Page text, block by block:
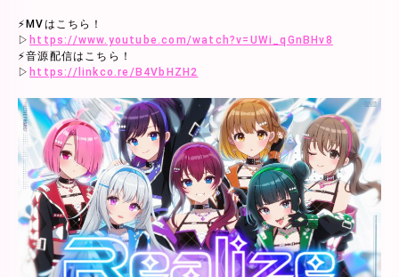
⚡MVはこちら！
▷ https://www.youtube.com/watch?v=UWi_qGnBHv8
⚡音源配信はこちら！
▷ https://linkco.re/B4VbHZH2